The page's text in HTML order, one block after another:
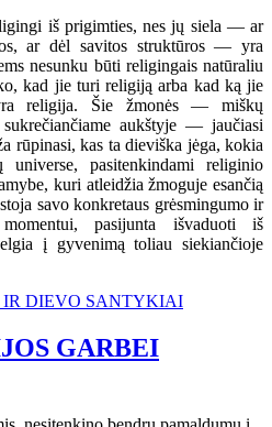
iš prigimties, nes jų siela — ar
ar dėl savitos struktūros — yra
nesunku būti religingais natūraliu
kad jie turi religiją arba kad ką jie
religija. Šie žmonės — miškų
aukštyje — jaučiasi
rūpinasi, kas ta dieviška jėga, kokia
pasitenkindami religinio
kuri atleidžia žmoguje esančią
savo konkretaus grėsmingumo ir
pasijunta išvaduoti iš
į gyvenimą toliau siekiančioje
IR DIEVO SANTYKIAI
GARBEI